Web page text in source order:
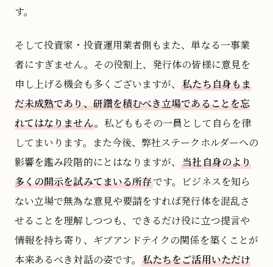
す。
そして投資家・投資運用業者側もまた、単なる一事業
者にすぎません。その役割上、発行体の皆様に意見を
申し上げる機会も多くございますが、私たち自身もま
だ未成熟であり、研鑽を積むべき立場であることを忘
れてはなりません。私どももその一員として自らを律
してまいります。また今後、弊社ステークホルダーへの
影響を鑑み段階的にとはなりますが、当社自身のより
多くの開示を試みてまいる所存です。ビジネスを知ら
ない立場で無為な意見や要請をすれば発行体を混乱さ
せることを理解しつつも、できるだけ役に立つ提言や
情報を持ち寄り、ギブアンドテイクの関係を築くことが
本来あるべき対話の姿です。私たちをご活用いただけ